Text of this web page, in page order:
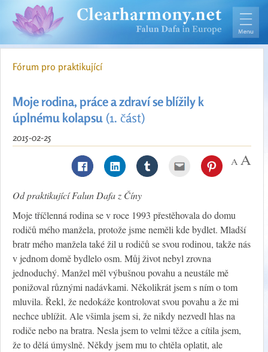
Fórum pro praktikující
Moje rodina, práce a zdraví se blížily k
úplnému kolapsu (1. část)
2015-02-25
Od praktikující Falun Dafa z Číny
Moje tříčlenná rodina se v roce 1993 přestěhovala do domu
rodičů mého manžela, protože jsme neměli kde bydlet. Mladší
bratr mého manžela také žil u rodičů se svou rodinou, takže nás
v jednom domě bydlelo osm. Můj život nebyl zrovna
jednoduchý. Manžel měl výbušnou povahu a neustále mě
ponižoval různými nadávkami. Několikrát jsem s ním o tom
mluvila. Řekl, že nedokáže kontrolovat svou povahu a že mi
nechce ublížit. Ale všimla jsem si, že nikdy nezvedl hlas na
rodiče nebo na bratra. Nesla jsem to velmi těžce a cítila jsem,
že to dělá úmyslně. Někdy jsem mu to chtěla oplatit, ale